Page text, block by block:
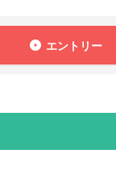
エントリー